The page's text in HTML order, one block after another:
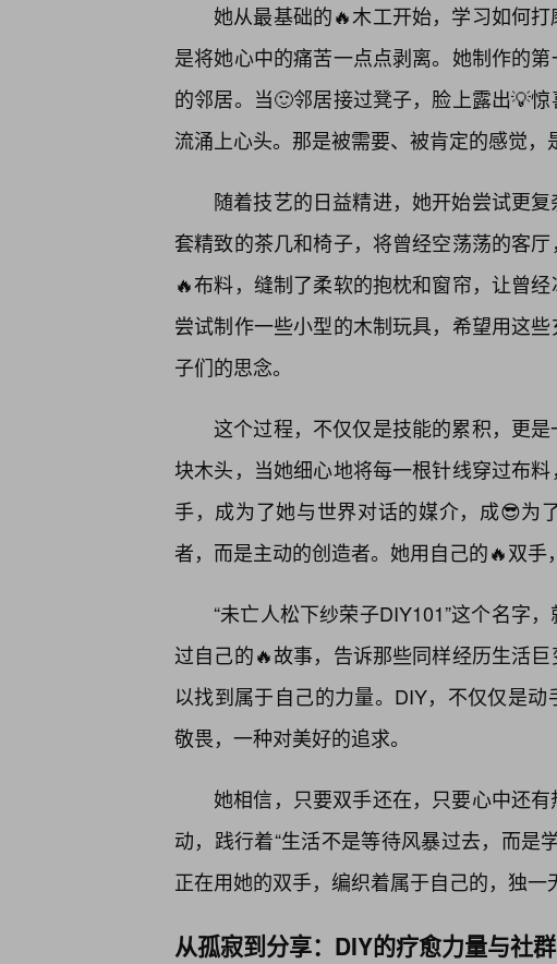
她从最基础的🔥木工开始，学习如何
是将她心中的痛苦一点点剥离。她制作的
的邻居。当🙂邻居接过凳子，脸上露出💡
流涌上心头。那是被需要、被肯定的感觉，
随着技艺的日益精进，她开始尝试更
套精致的茶几和椅子，将曾经空荡荡的客
🔥布料，缝制了柔软的抱枕和窗帘，让曾
尝试制作一些小型的木制玩具，希望用这
子们的思念。
这个过程，不仅仅是技能的累积，更
块木头，当她细心地将每一根针线穿过布
手，成为了她与世界对话的媒介，成😎为
者，而是主动的创造者。她用自己的🔥双手
“未亡人松下纱荣子DIY101”这个名字
过自己的🔥故事，告诉那些同样经历生活
以找到属于自己的力量。DIY，不仅仅是
敬畏，一种对美好的追求。
她相信，只要双手还在，只要心中还
动，践行着“生活不是等待风暴过去，而是
正在用她的双手，编织着属于自己的，独一
从孤寂到分享：DIY的疗愈力量与社